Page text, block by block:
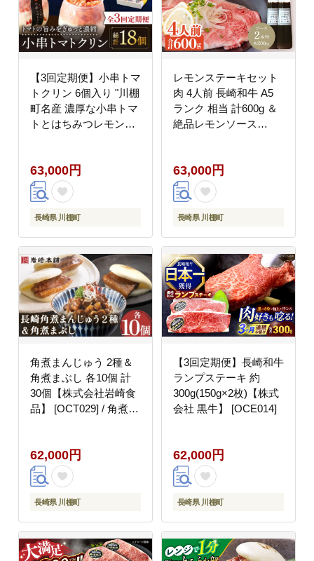
【3回定期便】小串トマ
トクリン 6個入り "川棚
町名産 濃厚な小串トマ
トとはちみつレモンの
【BUCO cafe】
[OBJ009]
63,000円
長崎県 川棚町
レモンステーキセット
肉 4人前 長崎和牛 A5
ランク 相当 計600g ＆
絶品レモンソース
63,000円
長崎県 川棚町
角煮まんじゅう 2種＆
角煮まぶし 各10個 計
30個【株式会社岩崎食
品】 [OCT029] / 角煮ま
くにまぶし 饅頭 まんじ
ゅう
62,000円
長崎県 川棚町
【3回定期便】長崎和牛
ランプステーキ 約
300g(150g×2枚)【株式
会社 黒牛】 [OCE014]
62,000円
長崎県 川棚町